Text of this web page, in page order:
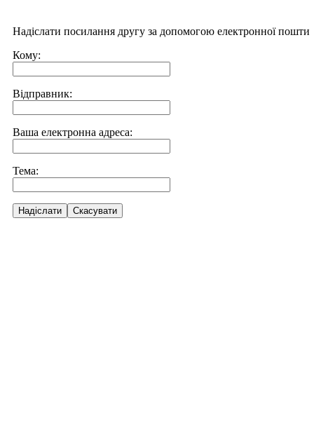
Надіслати посилання другу за допомогою електронної пошти
Кому:
Відправник:
Ваша електронна адреса:
Тема:
Надіслати Скасувати